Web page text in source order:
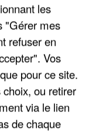
visés par des
un "travail
les
"Gérer mes
refuser en
Vos
pour ce site.
ou retirer
via le lien
de chaque